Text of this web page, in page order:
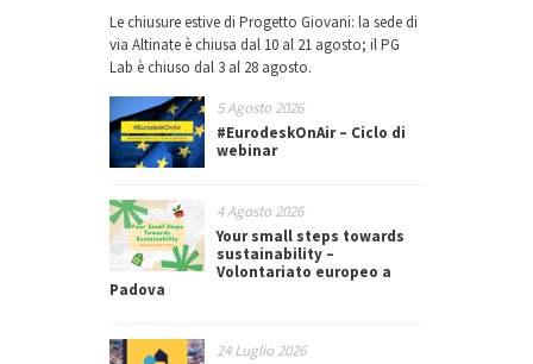
Le chiusure estive di Progetto Giovani: la sede di
via Altinate è chiusa dal 10 al 21 agosto; il PG
Lab è chiuso dal 3 al 28 agosto.
5 Agosto 2026
#EurodeskOnAir – Ciclo di
webinar
4 Agosto 2026
Your small steps towards
sustainability –
Volontariato europeo a
Padova
24 Luglio 2026